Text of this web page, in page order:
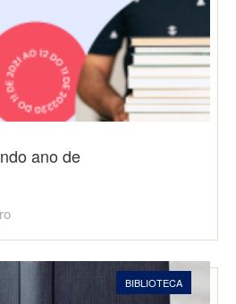
ano de
BIBLIOTECA